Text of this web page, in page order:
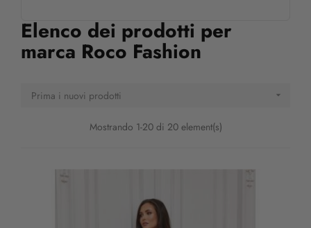
Elenco dei prodotti per
marca Roco Fashion
Prima i nuovi prodotti 
Mostrando 1-20 di 20 element(s)